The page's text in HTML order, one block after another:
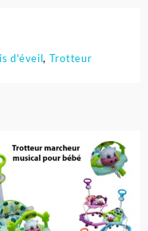
d'éveil, Trotteur